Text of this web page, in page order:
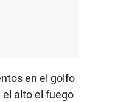
en el golfo
el alto el fuego